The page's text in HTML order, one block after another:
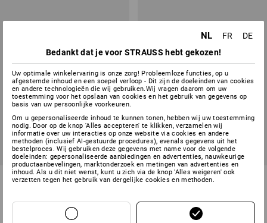
LED-lamp E14 Globe
(incl. BTW) v.a. 4 stuks
LED-lamp E14
(incl. BTW) v.a. 4 stuks
NL FR
DE
Bedankt dat je voor STRAUSS hebt gekozen!
Uw optimale winkelervaring is onze zorg! Probleemloze functies, op u
afgestemde inhoud en een soepel verloop - Dit zijn de doeleinden van cookies
en andere technologieën die wij gebruiken.Wij vragen daarom om uw
toestemming voor het opslaan van cookies en het gebruik van gegevens op
basis van uw persoonlijke voorkeuren.
Om u gepersonaliseerde inhoud te kunnen tonen, hebben wij uw toestemming
nodig. Door op de knop 'Alles accepteren' te klikken, verzamelen wij
informatie over uw interacties op onze website via cookies en andere
methoden (inclusief AI-gestuurde procedures), evenals gegevens uit het
bestelproces. Wij gebruiken deze gegevens met name voor de volgende
doeleinden: gepersonaliseerde aanbiedingen en advertenties, nauwkeurige
productaanbevelingen, marktonderzoek en metingen van advertenties en
inhoud. Als u dit niet wenst, kunt u zich via de knop 'Alles weigeren' ook
verzetten tegen het gebruik van dergelijke cookies en methoden.